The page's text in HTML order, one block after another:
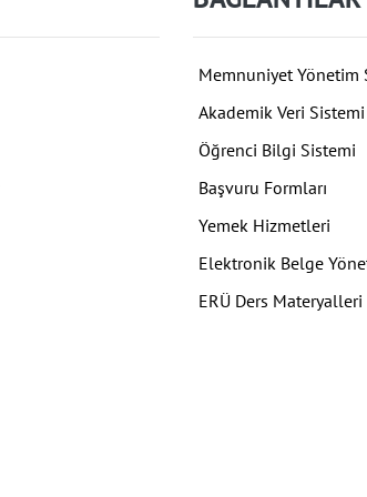
Memnuniyet Yönetim
Akademik Veri Sistemi
Öğrenci Bilgi Sistemi
Başvuru Formları
Yemek Hizmetleri
Elektronik Belge
ERÜ Ders